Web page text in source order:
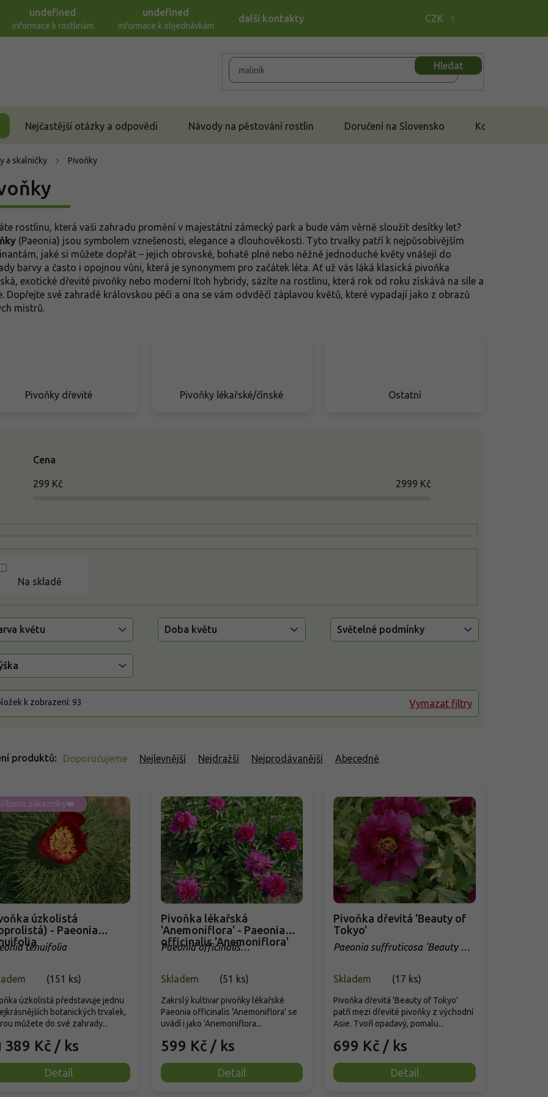
CZK
undefined
informace k rostlinám
undefined
informace k objednávkám
další kontakty
Hledat
Nejčastější otázky a odpovědi Návody na pěstování rostlin Doručení na Slovensko Kontakt
a skalničky Pivoňky
rostlinu, která vaši zahradu promění v majestátní zámecký park a bude vám věrně sloužit desítky let?
(Paeonia) jsou symbolem vznešenosti, elegance a dlouhověkosti. Tyto trvalky patří k nejpůsobivějším
jaké si můžete dopřát – jejich obrovské, bohatě plné nebo něžně jednoduché květy vnášejí do
barvy a často i opojnou vůni, která je synonymem pro začátek léta. Ať už vás láká klasická pivoňka
exotické dřevité pivoňky nebo moderní Itoh hybridy, sázíte na rostlinu, která rok od roku získává na síle a
Dopřejte své zahradě královskou péči a ona se vám odvděčí záplavou květů, které vypadají jako z obrazů
mistrů.
Pivoňky dřevité Pivoňky lékařské/čínské Ostatní
produktů Doporučujeme Nejlevnější Nejdražší Nejprodávanější Abecedně
Cena
299 Kč 2999 Kč
Na skladě
květu Doba květu Světelné podmínky
Vymazat filtry
k zobrazení: 93
zákazníky❤️
úzkolistá
- Paeonia
tenuifolia
(151 ks)
389 Kč / ks
Detail
úzkolistá představuje jednu
botanických trvalek,
můžete do své zahrady...
Pivoňka lékařská
'Anemoniflora' - Paeonia
officinalis 'Anemoniflora'
Paeonia officinalis
Skladem
(51 ks)
599 Kč / ks
Detail
Zakrslý kultivar pivoňky lékařské
Paeonia officinalis 'Anemoniflora' se
uvádí i jako 'Anemoniflora...
Pivoňka dřevitá 'Beauty of
Tokyo'
Paeonia suffruticosa 'Beauty of
Skladem
(17 ks)
699 Kč / ks
Detail
Pivoňka dřevitá 'Beauty of Tokyo'
patří mezi dřevité pivoňky z východní
Asie. Tvoří opadavý, pomalu...